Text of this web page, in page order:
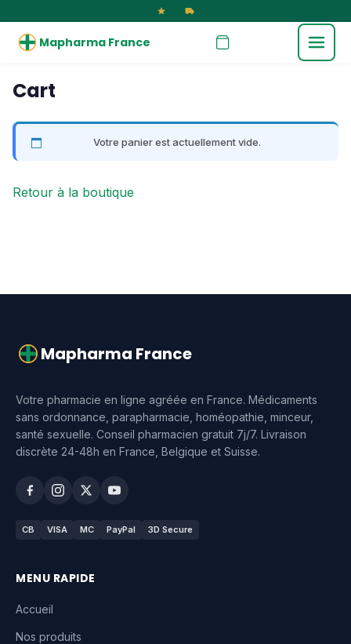
Mapharma France
Cart
Votre panier est actuellement vide.
Retour à la boutique
Mapharma France
Votre pharmacie en ligne agréée en France. Médicaments
sans ordonnance, parapharmacie, homéopathie, minceur,
santé sexuelle. Conseil pharmacien gratuit 7j/7. Livraison
discrète 24-48h en France, Belgique et Suisse.
CB VISA MC PayPal 3D Secure
MENU RAPIDE
Accueil
Nos produits